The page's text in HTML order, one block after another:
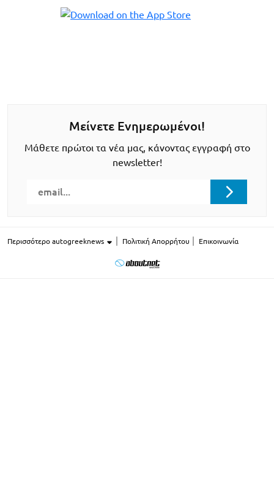
Μείνετε Ενημερωμένοι!
Μάθετε πρώτοι τα νέα μας, κάνοντας εγγραφή στο
newsletter!
Περισσότερο autogreeknews Πολιτική Απορρήτου Επικοινωνία